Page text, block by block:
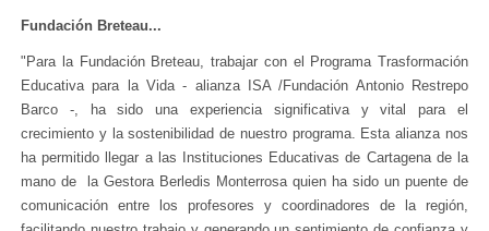
Fundación Breteau...
"Para la Fundación Breteau, trabajar con el Programa Trasformación
Educativa para la Vida - alianza ISA /Fundación Antonio Restrepo
Barco -, ha sido una experiencia significativa y vital para el
crecimiento y la sostenibilidad de nuestro programa. Esta alianza nos
ha permitido llegar a las Instituciones Educativas de Cartagena de la
mano de la Gestora Berledis Monterrosa quien ha sido un puente de
comunicación entre los profesores y coordinadores de la región,